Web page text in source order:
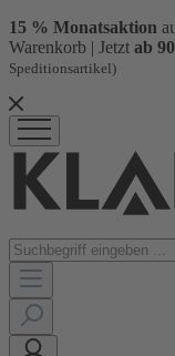
15 % Monatsaktion
Warenkorb | Jetzt ab
Speditionsartikel)